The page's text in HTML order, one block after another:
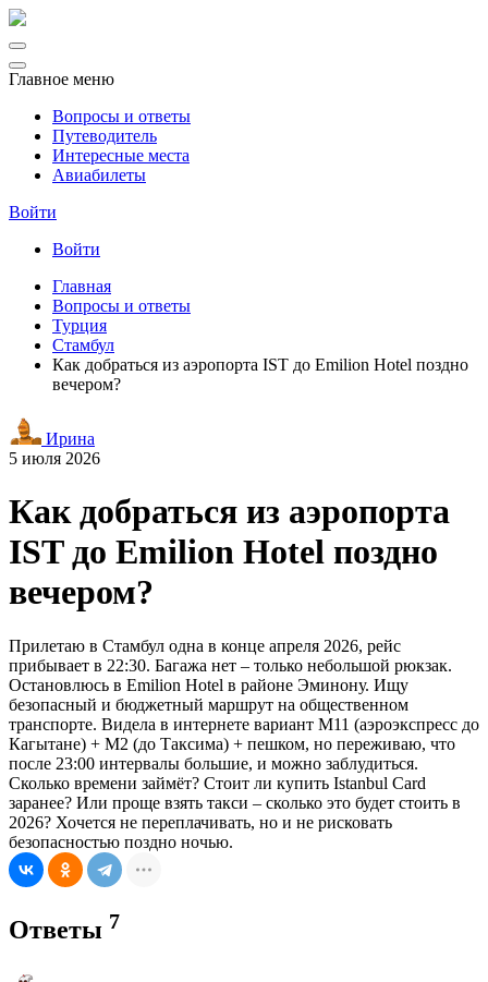
Главное меню
Вопросы и ответы
Путеводитель
Интересные места
Авиабилеты
Войти
Войти
Главная
Вопросы и ответы
Турция
Стамбул
Как добраться из аэропорта IST до Emilion Hotel поздно
вечером?
Ирина
5 июля 2026
Как добраться из аэропорта
IST до Emilion Hotel поздно
вечером?
Прилетаю в Стамбул одна в конце апреля 2026, рейс
прибывает в 22:30. Багажа нет – только небольшой рюкзак.
Остановлюсь в Emilion Hotel в районе Эминону. Ищу
безопасный и бюджетный маршрут на общественном
транспорте. Видела в интернете вариант M11 (аэроэкспресс до
Кагытане) + M2 (до Таксима) + пешком, но переживаю, что
после 23:00 интервалы большие, и можно заблудиться.
Сколько времени займёт? Стоит ли купить Istanbul Card
заранее? Или проще взять такси – сколько это будет стоить в
2026? Хочется не переплачивать, но и не рисковать
безопасностью поздно ночью.
Ответы 7